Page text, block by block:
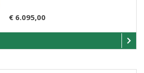
€ 6.095,00